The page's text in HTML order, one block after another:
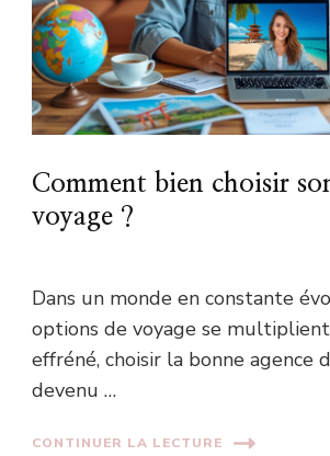
Comment bien choisir
voyage ?
Dans un monde en constante
options de voyage se
effréné, choisir la bonne agence
devenu …
CONTINUER LA LECTURE